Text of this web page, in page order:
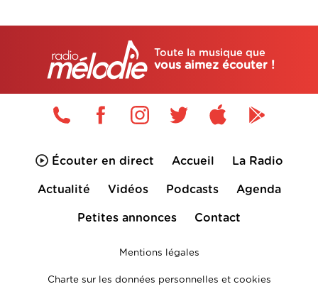
Toute la musique que
vous aimez écouter !
Écouter en direct Accueil La Radio
Actualité Vidéos Podcasts Agenda
Petites annonces Contact
Mentions légales
Charte sur les données personnelles et cookies